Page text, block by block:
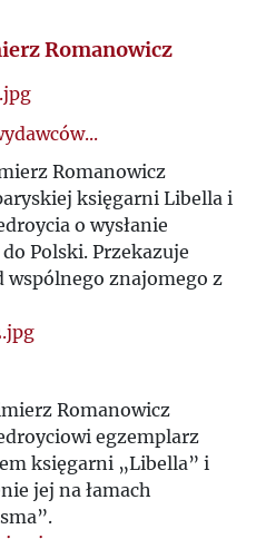
V
Ż
Romanowicz
Romanowicz
księgarni Libella i
o wysłanie
Polski. Przekazuje
znajomego z
Romanowicz
egzemplarz
księgarni „Libella” i
jej na łamach